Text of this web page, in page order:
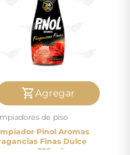
Agregar
de piso
Pinol Aromas
Finas Dulce
828 ml